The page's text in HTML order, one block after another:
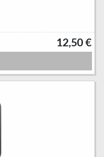
12,50 €